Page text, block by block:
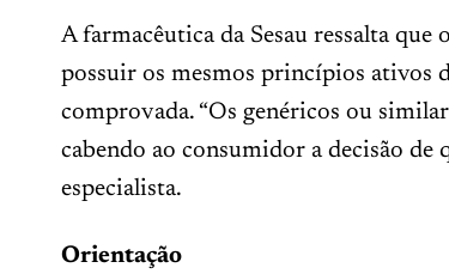
A farmacêutica da Sesau ressalta
possuir os mesmos princípios ativos
comprovada. “Os genéricos ou
cabendo ao consumidor a decisão de
especialista.
Orientação